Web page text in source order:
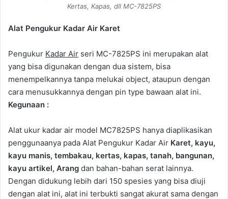
Kertas, Kapas, dll MC-7825PS
Alat Pengukur Kadar Air Karet
Pengukur Kadar Air seri MC-7825PS ini merupakan alat
yang bisa digunakan dengan dua sistem, bisa
menempelkannya tanpa melukai object, ataupun dengan
cara menusukkannya dengan pin type bawaan alat ini.
Kegunaan :
Alat ukur kadar air model MC7825PS hanya diaplikasikan
penggunaanya pada Alat Pengukur Kadar Air Karet, kayu,
kayu manis, tembakau, kertas, kapas, tanah, bangunan,
kayu artikel, Arang dan bahan-bahan serat lainnya.
Dengan didukung lebih dari 150 spesies yang bisa diuji
dengan alat ini, alat ini terbukti sangat akurat sama dengan